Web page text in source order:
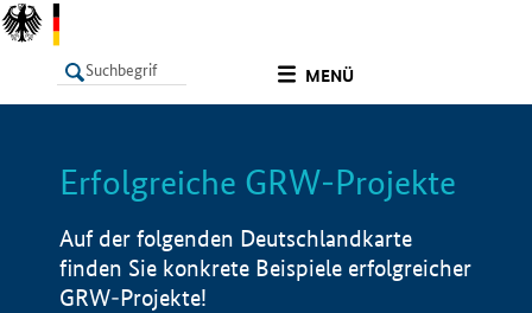
MENÜ
LISTE Info
Erfolgreiche GRW-Projekte
Auf der folgenden Deutschlandkarte
finden Sie konkrete Beispiele erfolgreicher
GRW-Projekte!